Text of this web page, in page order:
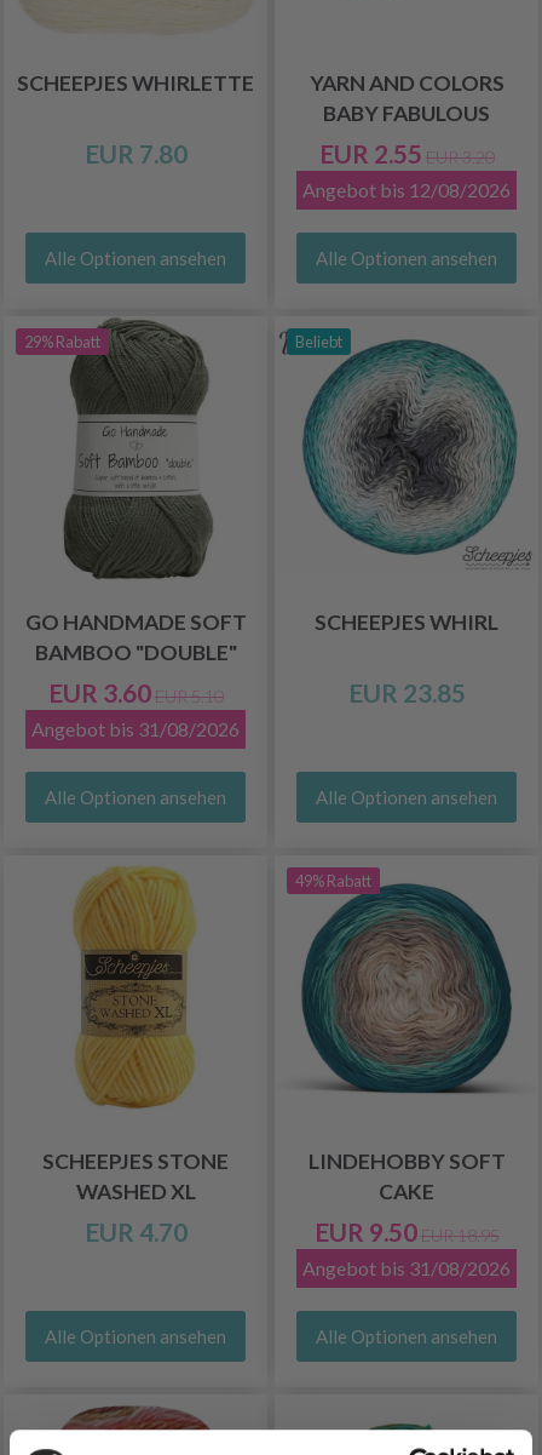
SCHEEPJES WHIRLETTE
EUR 7.80
Alle Optionen ansehen
YARN AND COLORS
BABY FABULOUS
EUR 2.55 EUR 3.20
Angebot bis 12/08/2026
Alle Optionen ansehen
29% Rabatt
GO HANDMADE SOFT
BAMBOO "DOUBLE"
EUR 3.60 EUR 5.10
Angebot bis 31/08/2026
Alle Optionen ansehen
Beliebt
SCHEEPJES WHIRL
EUR 23.85
Alle Optionen ansehen
SCHEEPJES STONE
WASHED XL
EUR 4.70
Alle Optionen ansehen
49% Rabatt
LINDEHOBBY SOFT
CAKE
EUR 9.50 EUR 18.95
Angebot bis 31/08/2026
Alle Optionen ansehen